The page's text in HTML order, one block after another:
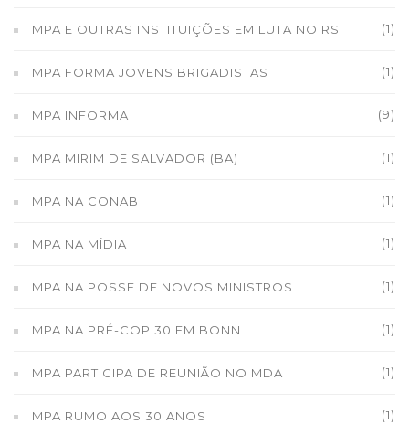
MPA E OUTRAS INSTITUIÇÕES EM LUTA NO RS (1)
MPA FORMA JOVENS BRIGADISTAS (1)
MPA INFORMA (9)
MPA MIRIM DE SALVADOR (BA) (1)
MPA NA CONAB (1)
MPA NA MÍDIA (1)
MPA NA POSSE DE NOVOS MINISTROS (1)
MPA NA PRÉ-COP 30 EM BONN (1)
MPA PARTICIPA DE REUNIÃO NO MDA (1)
MPA RUMO AOS 30 ANOS (1)